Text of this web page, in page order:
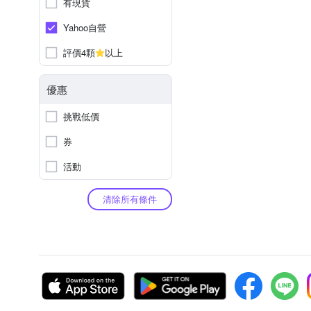
Yahoo自營
評價4顆
以上
優惠
挑戰低價
券
活動
清除所有條件